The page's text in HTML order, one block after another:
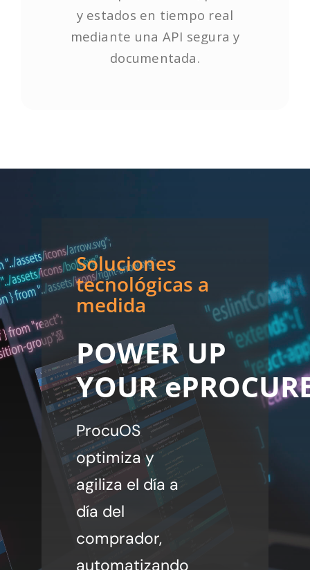
y estados en tiempo real
mediante una API segura y
documentada.
y estados en tiempo real
mediante una API segura y
documentada.
Soluciones
tecnológicas a
medida
POWER UP
YOUR
ProcuOS
optimiza y
agiliza el día a
día del
comprador,
automatizando